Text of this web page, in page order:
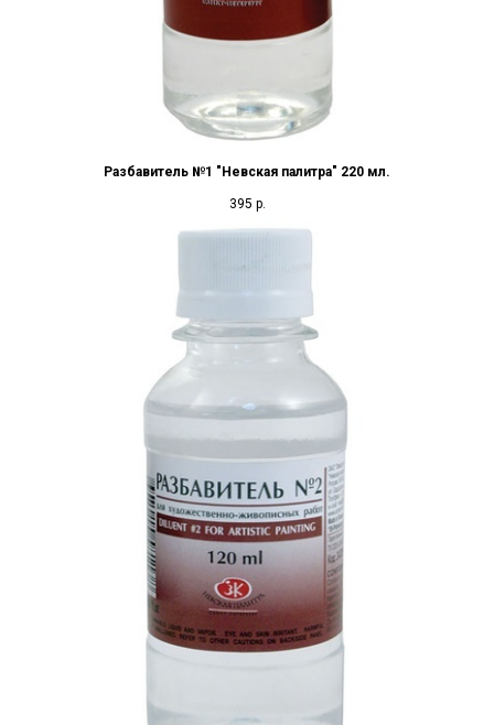
Разбавитель №1 "Невская палитра" 220 мл.
395 р.